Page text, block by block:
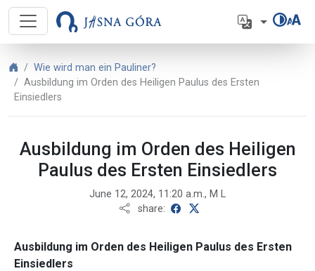
Language
Jasna Góra - Deutsch –
Jasna Góra - Deutsch
Wie wird man ein Pauliner?
Ausbildung im Orden des Heiligen Paulus des Ersten
Einsiedlers
Ausbildung im Orden des Heiligen
Paulus des Ersten Einsiedlers
June 12, 2024, 11:20 a.m., M L
share:
share on Facebook
Ausbildung im Orden des Heiligen Paulus des Ersten
Einsiedlers